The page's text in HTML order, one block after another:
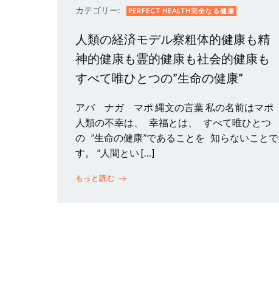
カテゴリー: PERFECT HEALTH完全なる健康
人類の経済モデル察粗体的健康も精
神的健康も霊的健康も社会的健康も
すべて唯ひとつの”生命の健康”
アバ ナガ マポ 縄文の言葉 私の名前はマポ
人類の不幸は、 幸福とは、 すべて唯ひとつ
の ”生命の健康”であることを 知らないことで
す。 ”人間とい […]
もっと読む